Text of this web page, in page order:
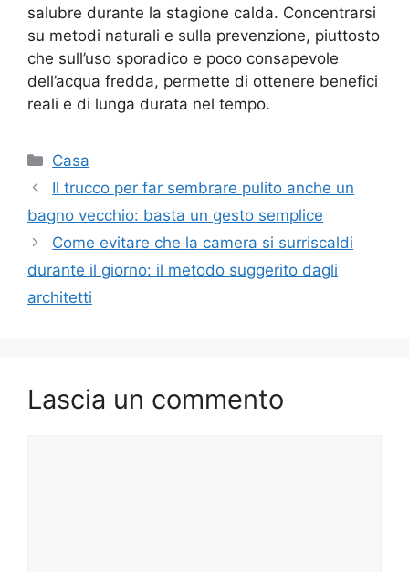
salubre durante la stagione calda. Concentrarsi
su metodi naturali e sulla prevenzione, piuttosto
che sull’uso sporadico e poco consapevole
dell’acqua fredda, permette di ottenere benefici
reali e di lunga durata nel tempo.
Categorie
Casa
Il trucco per far sembrare pulito anche un
bagno vecchio: basta un gesto semplice
Come evitare che la camera si surriscaldi
durante il giorno: il metodo suggerito dagli
architetti
Lascia un commento